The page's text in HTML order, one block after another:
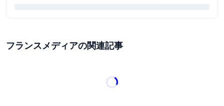
フランスメディアの関連記事